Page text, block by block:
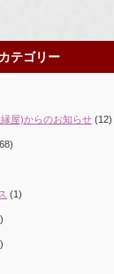
テゴリー
屋)からのお知らせ (12)
(1)